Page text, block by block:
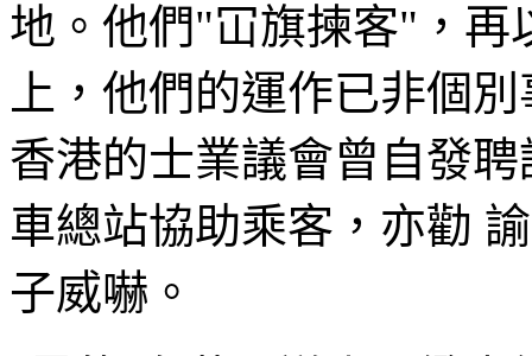
地。他們"冚旗揀客"，
上，他們的運作已非個
香港的士業議會曾自發
車總站協助乘客，亦勸
子威嚇。